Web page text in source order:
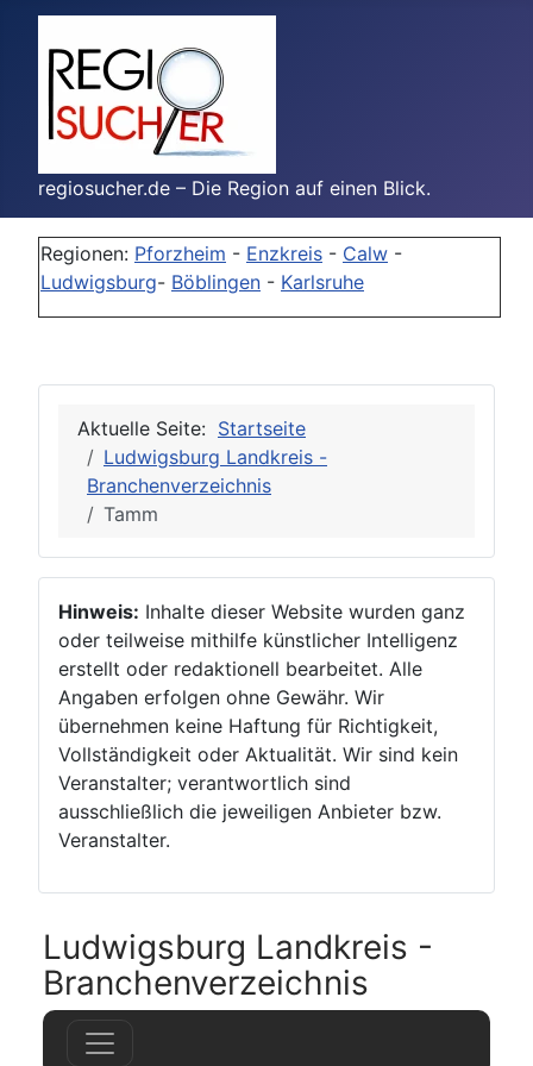
regiosucher.de – Die Region auf einen Blick.
Regionen: Pforzheim - Enzkreis - Calw -
Ludwigsburg- Böblingen - Karlsruhe
Aktuelle Seite: Startseite
Ludwigsburg Landkreis -
Branchenverzeichnis
Tamm
Hinweis: Inhalte dieser Website wurden ganz
oder teilweise mithilfe künstlicher Intelligenz
erstellt oder redaktionell bearbeitet. Alle
Angaben erfolgen ohne Gewähr. Wir
übernehmen keine Haftung für Richtigkeit,
Vollständigkeit oder Aktualität. Wir sind kein
Veranstalter; verantwortlich sind
ausschließlich die jeweiligen Anbieter bzw.
Veranstalter.
Ludwigsburg Landkreis -
Branchenverzeichnis